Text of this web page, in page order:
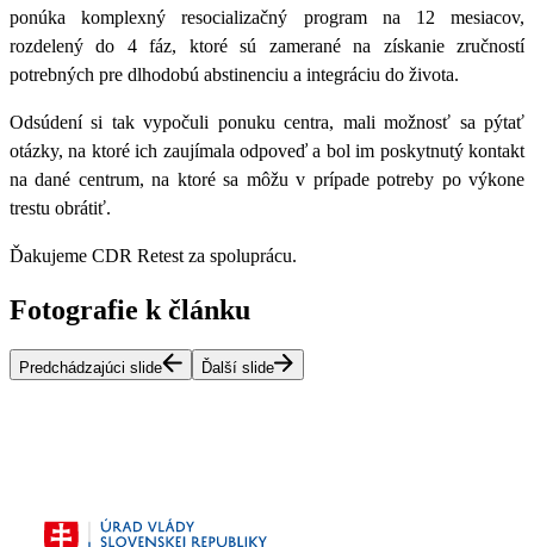
ponúka komplexný resocializačný program na 12 mesiacov,
rozdelený do 4 fáz, ktoré sú zamerané na získanie zručností
potrebných pre dlhodobú abstinenciu a integráciu do života.
Odsúdení si tak vypočuli ponuku centra, mali možnosť sa pýtať
otázky, na ktoré ich zaujímala odpoveď a bol im poskytnutý kontakt
na dané centrum, na ktoré sa môžu v prípade potreby po výkone
trestu obrátiť.
Ďakujeme CDR Retest za spoluprácu.
Fotografie k článku
Predchádzajúci slide Ďalší slide